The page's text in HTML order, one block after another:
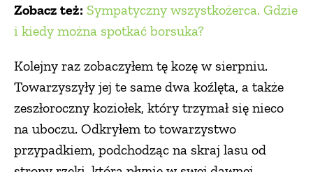
Zobacz też: Sympatyczny wszystkożerca. Gdzie
i kiedy można spotkać borsuka?
Kolejny raz zobaczyłem tę kozę w sierpniu.
Towarzyszyły jej te same dwa koźlęta, a także
zeszłoroczny koziołek, który trzymał się nieco
na uboczu. Odkryłem to towarzystwo
przypadkiem, podchodząc na skraj lasu od